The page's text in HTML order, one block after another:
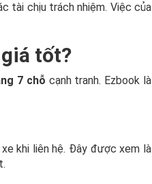
tài chịu trách nhiệm. Việc của
tốt?
7 chỗ cạnh tranh. Ezbook là
khi liên hệ. Đây được xem là